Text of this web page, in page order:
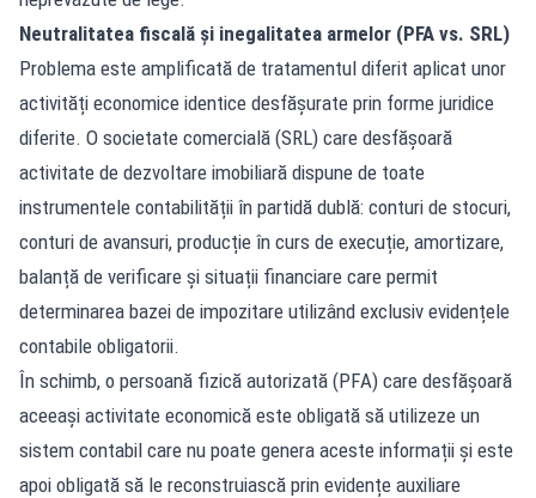
Neutralitatea fiscală și inegalitatea armelor (PFA vs. SRL)
Problema este amplificată de tratamentul diferit aplicat unor
activități economice identice desfășurate prin forme juridice
diferite. O societate comercială (SRL) care desfășoară
activitate de dezvoltare imobiliară dispune de toate
instrumentele contabilității în partidă dublă: conturi de stocuri,
conturi de avansuri, producție în curs de execuție, amortizare,
balanță de verificare și situații financiare care permit
determinarea bazei de impozitare utilizând exclusiv evidențele
contabile obligatorii.
În schimb, o persoană fizică autorizată (PFA) care desfășoară
aceeași activitate economică este obligată să utilizeze un
sistem contabil care nu poate genera aceste informații și este
apoi obligată să le reconstruiască prin evidențe auxiliare